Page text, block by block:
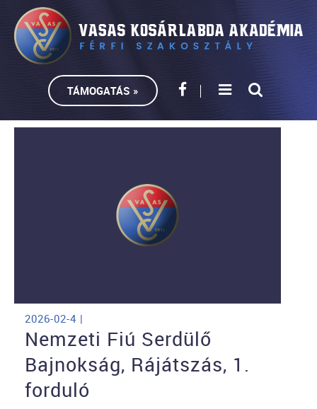
TÁMOGATÁS »
2026-02-4 |
Nemzeti Fiú Serdülő
Bajnokság, Rájátszás, 1.
forduló